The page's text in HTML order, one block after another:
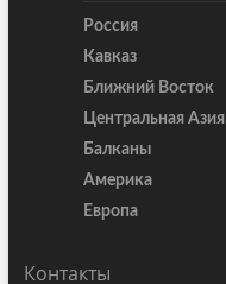
Россия
Кавказ
Ближний Восток
Центральная Азия
Балканы
Америка
Европа
Контакты